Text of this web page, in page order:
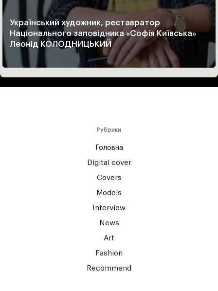
Український художник, реставратор
Національного заповідника «Софія Київська»
Леонід КОЛОДНИЦЬКИЙ
Рубрики
Головна
Digital cover
Covers
Models
Interview
News
Art
Fashion
Recommend